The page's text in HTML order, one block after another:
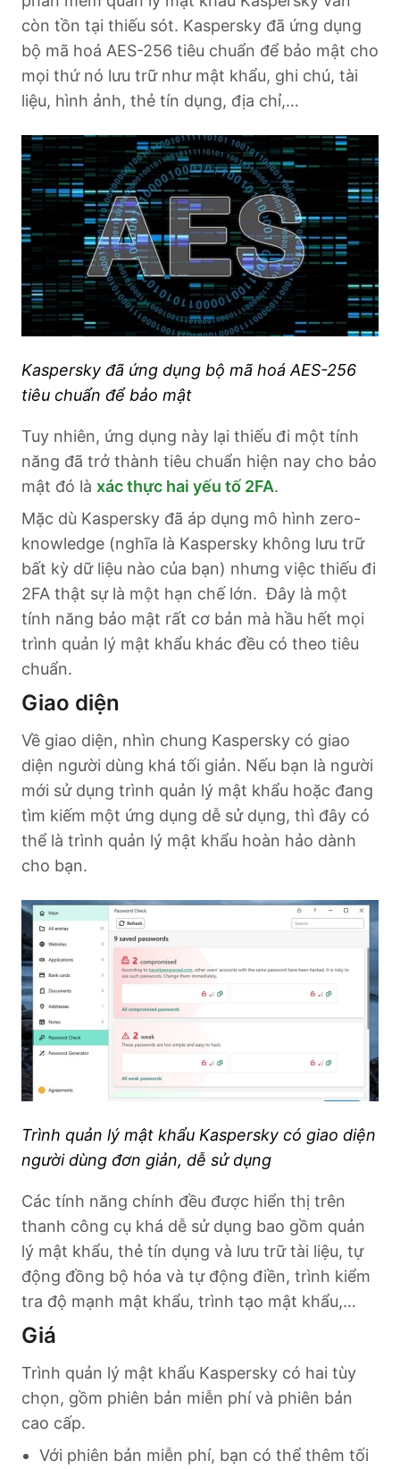
còn tồn tại thiếu sót. Kaspersky đã ứng dụng
bộ mã hoá AES-256 tiêu chuẩn để bảo mật cho
mọi thứ nó lưu trữ như mật khẩu, ghi chú, tài
liệu, hình ảnh, thẻ tín dụng, địa chỉ,…
Kaspersky đã ứng dụng bộ mã hoá AES-256
tiêu chuẩn để bảo mật
Tuy nhiên, ứng dụng này lại thiếu đi một tính
năng đã trở thành tiêu chuẩn hiện nay cho bảo
mật đó là xác thực hai yếu tố 2FA.
Mặc dù Kaspersky đã áp dụng mô hình zero-
knowledge (nghĩa là Kaspersky không lưu trữ
bất kỳ dữ liệu nào của bạn) nhưng việc thiếu đi
2FA thật sự là một hạn chế lớn. Đây là một
tính năng bảo mật rất cơ bản mà hầu hết mọi
trình quản lý mật khẩu khác đều có theo tiêu
chuẩn.
Giao diện
Về giao diện, nhìn chung Kaspersky có giao
diện người dùng khá tối giản. Nếu bạn là người
mới sử dụng trình quản lý mật khẩu hoặc đang
tìm kiếm một ứng dụng dễ sử dụng, thì đây có
thể là trình quản lý mật khẩu hoàn hảo dành
cho bạn.
Trình quản lý mật khẩu Kaspersky có giao diện
người dùng đơn giản, dễ sử dụng
Các tính năng chính đều được hiển thị trên
thanh công cụ khá dễ sử dụng bao gồm quản
lý mật khẩu, thẻ tín dụng và lưu trữ tài liệu, tự
động đồng bộ hóa và tự động điền, trình kiểm
tra độ mạnh mật khẩu, trình tạo mật khẩu,…
Giá
Trình quản lý mật khẩu Kaspersky có hai tùy
chọn, gồm phiên bản miễn phí và phiên bản
cao cấp.
Với phiên bản miễn phí, bạn có thể thêm tối